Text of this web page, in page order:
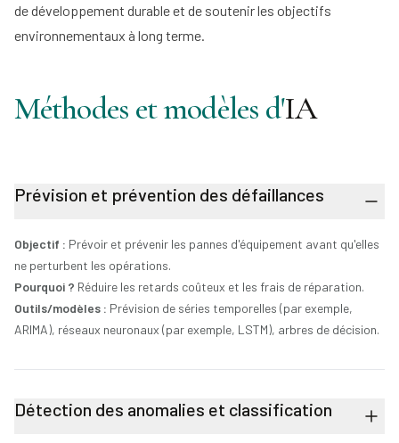
de développement durable et de soutenir les objectifs
environnementaux à long terme.
Méthodes et modèles d'IA
Prévision et prévention des défaillances
Objectif : Prévoir et prévenir les pannes d'équipement avant qu'elles
ne perturbent les opérations.
Pourquoi ? Réduire les retards coûteux et les frais de réparation.
Outils/modèles : Prévision de séries temporelles (par exemple,
ARIMA), réseaux neuronaux (par exemple, LSTM), arbres de décision.
Détection des anomalies et classification